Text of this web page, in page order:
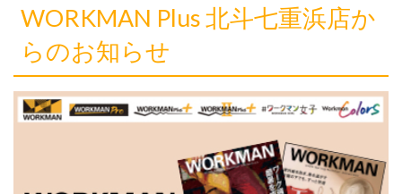
WORKMAN Plus 北斗七重浜店か
らのお知らせ